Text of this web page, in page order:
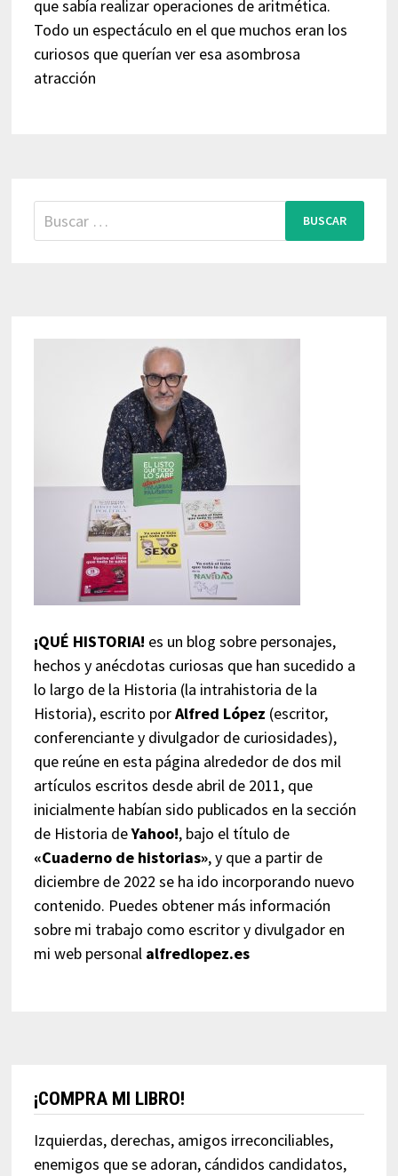
que sabía realizar operaciones de aritmética.
Todo un espectáculo en el que muchos eran los
curiosos que querían ver esa asombrosa
atracción
Buscar:
¡QUÉ HISTORIA! es un blog sobre personajes,
hechos y anécdotas curiosas que han sucedido a
lo largo de la Historia (la intrahistoria de la
Historia), escrito porAlfred López (escritor,
conferenciante y divulgador de curiosidades),
que reúne en esta página alrededor de dos mil
artículos escritos desde abril de 2011, que
inicialmente habían sido publicados en la sección
de Historia deYahoo!, bajo el título de
«Cuaderno de historias», y que a partir de
diciembre de 2022 se ha ido incorporando nuevo
contenido. Puedes obtener más información
sobre mi trabajo como escritor y divulgador en
mi web personal alfredlopez.es
¡COMPRA MI LIBRO!
Izquierdas, derechas, amigos irreconciliables,
enemigos que se adoran, cándidos candidatos,